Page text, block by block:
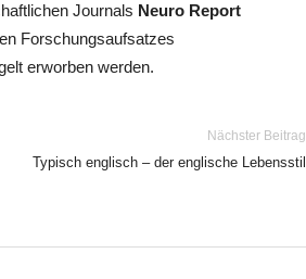
Journals Neuro Report
Forschungsaufsatzes
erworben werden.
Nächster Beitrag
Typisch englisch – der englische Lebensstil